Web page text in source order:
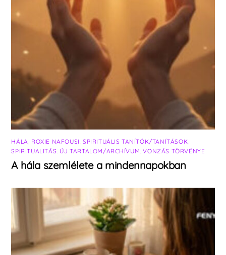
HÁLA ROXIE NAFOUSI SPIRITUÁLIS TANÍTÓK/TANÍTÁSOK
SPIRITUALITÁS ÚJ TARTALOM/ARCHÍVUM ,VONZÁS TÖRVÉNYE
A hála szemlélete a mindennapokban